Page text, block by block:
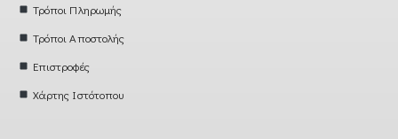
Τρόποι Πληρωμής
Τρόποι Αποστολής
Επιστροφές
Χάρτης Ιστότοπου